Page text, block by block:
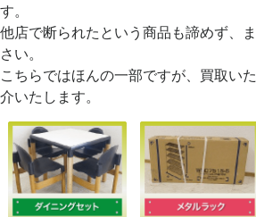
す。
他店で断られたという商品も諦めず、
さい。
こちらではほんの一部ですが、買取い
介いたします。